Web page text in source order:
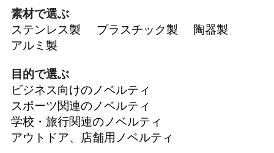
素材で選ぶ
ステンレス製
プラスチック製
陶器製
アルミ製
目的で選ぶ
ビジネス向けのノベルティ
スポーツ関連のノベルティ
学校・旅行関連のノベルティ
アウトドア、店舗用ノベルティ